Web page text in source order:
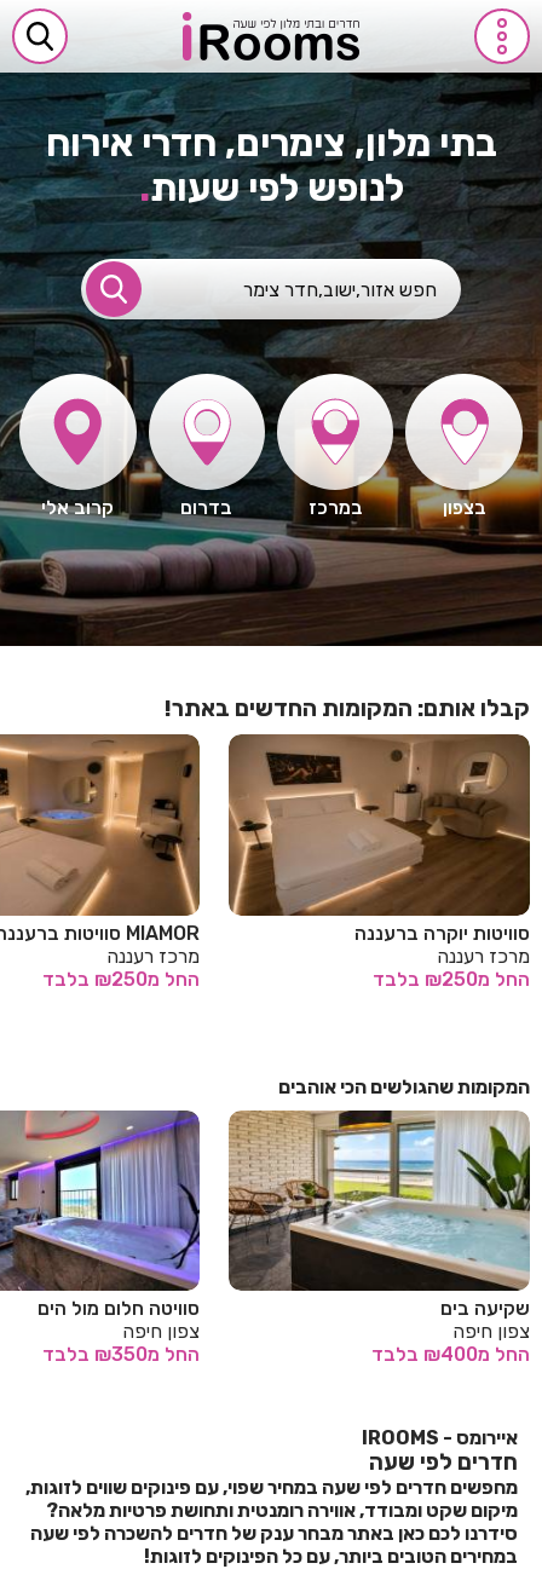
בתי מלון, צימרים, חדרי אירוח
לנופש לפי שעות.
בצפון במרכז בדרום קרוב אלי
קבלו אותם: המקומות החדשים באתר!
סוויטות יוקרה ברעננה
מרכז רעננה
החל מ₪250 בלבד
MIAMOR סוויטות ברעננה
מרכז רעננה
החל מ₪250 בלבד
המקומות שהגולשים הכי אוהבים
שקיעה בים
צפון חיפה
החל מ₪400 בלבד
סוויטה חלום מול הים
צפון חיפה
החל מ₪350 בלבד
איירומס - IROOMS
חדרים לפי שעה
מחפשים חדרים לפי שעה במחיר שפוי, עם פינוקים שווים לזוגות,
מיקום שקט ומבודד, אווירה רומנטית ותחושת פרטיות מלאה?
סידרנו לכם כאן באתר מבחר ענק של חדרים להשכרה לפי שעה
במחירים הטובים ביותר, עם כל הפינוקים לזוגות!